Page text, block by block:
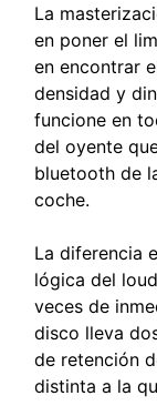
La
en poner el
en encontrar
densidad y
funcione en
del oyente
bluetooth de
coche.
La diferencia
lógica del
veces de
disco lleva
de retención
distinta a la